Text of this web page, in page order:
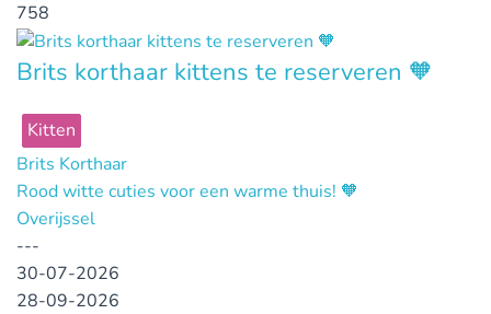
758
Brits korthaar kittens te reserveren 🧡
Kitten
Brits Korthaar
Rood witte cuties voor een warme thuis! 🧡
Overijssel
---
30-07-2026
28-09-2026